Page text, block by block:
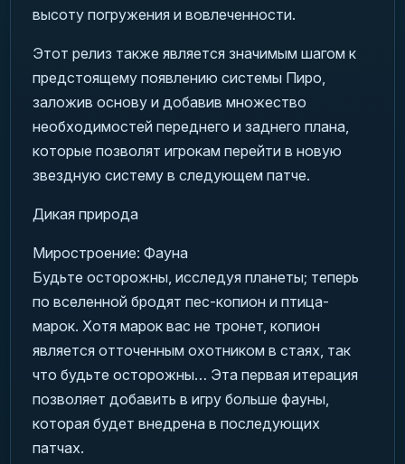
высоту погружения и вовлеченности.
Этот релиз также является значимым шагом к
предстоящему появлению системы Пиро,
заложив основу и добавив множество
необходимостей переднего и заднего плана,
которые позволят игрокам перейти в новую
звездную систему в следующем патче.
Дикая природа
Миростроение: Фауна
Будьте осторожны, исследуя планеты; теперь
по вселенной бродят пес-копион и птица-
марок. Хотя марок вас не тронет, копион
является отточенным охотником в стаях, так
что будьте осторожны… Эта первая итерация
позволяет добавить в игру больше фауны,
которая будет внедрена в последующих
патчах.